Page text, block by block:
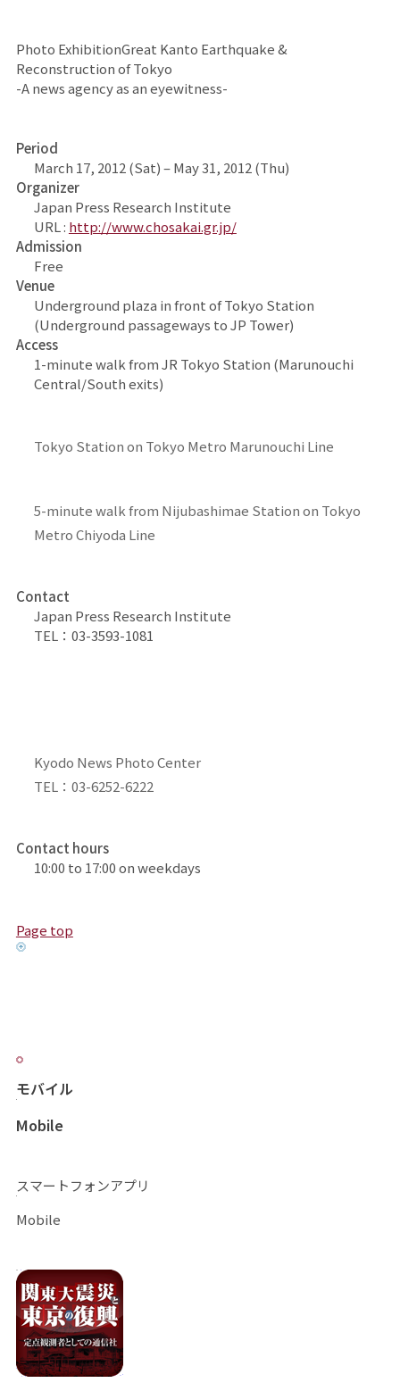
Photo ExhibitionGreat Kanto Earthquake &
Reconstruction of Tokyo
-A news agency as an eyewitness-
Period
March 17, 2012 (Sat) – May 31, 2012 (Thu)
Organizer
Japan Press Research Institute
URL : http://www.chosakai.gr.jp/
Admission
Free
Venue
Underground plaza in front of Tokyo Station
(Underground passageways to JP Tower)
Access
1-minute walk from JR Tokyo Station (Marunouchi
Central/South exits)
Tokyo Station on Tokyo Metro Marunouchi Line
5-minute walk from Nijubashimae Station on Tokyo
Metro Chiyoda Line
Contact
Japan Press Research Institute
TEL：03-3593-1081
Kyodo News Photo Center
TEL：03-6252-6222
Contact hours
10:00 to 17:00 on weekdays
Page top
モバイル
Mobile
スマートフォンアプリ
Mobile